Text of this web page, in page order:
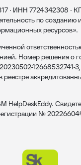
· ИНН 7724342308 ·
по созданию
ресурсов».
Номер решения о
12668532741-
реестре
HelpDeskEddy.
№